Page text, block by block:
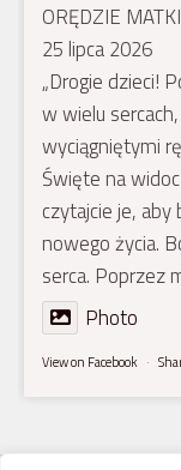
ORĘDZIE
25 lipca 2026
„Drogie dzieci!
w wielu
wyciągniętymi
Święte na
czytajcie je, aby
nowego życia.
serca. Poprzez
Photo
View on Facebook ·